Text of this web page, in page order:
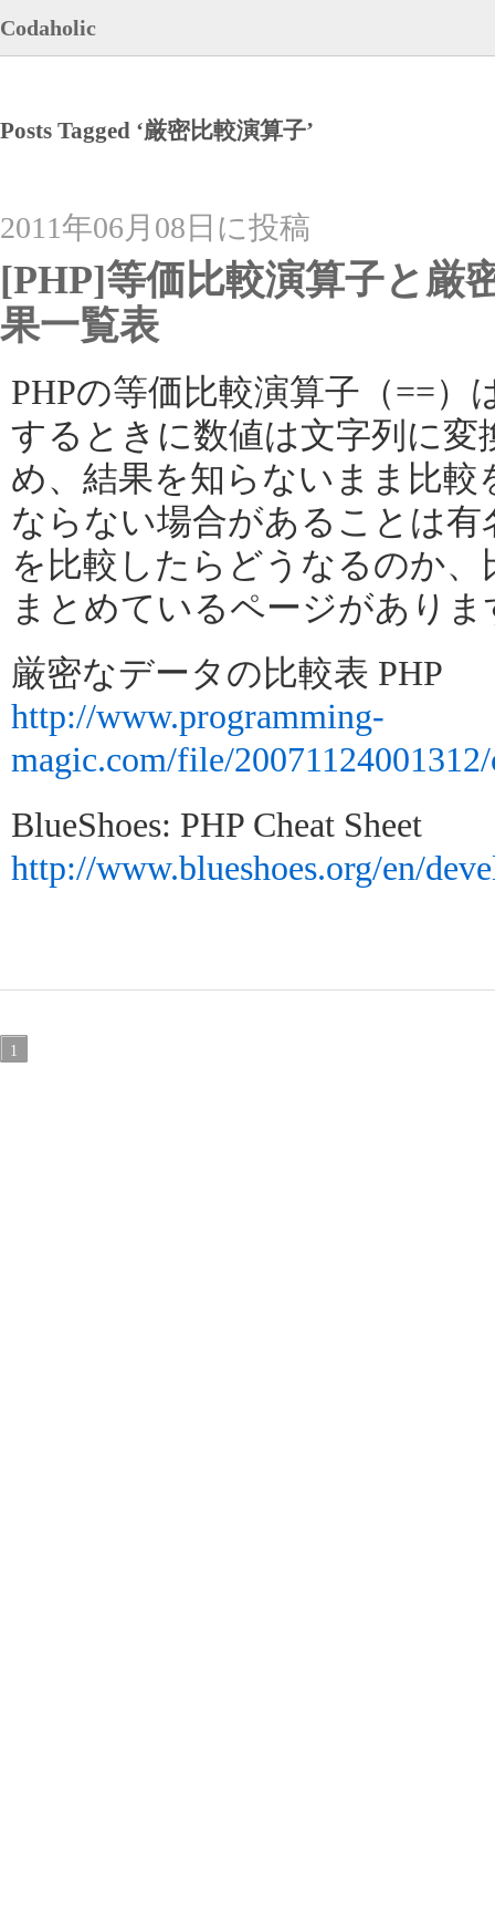
Codaholic
Posts Tagged ‘厳密比較演算子’
2011年06月08日に投稿
[PHP]等価比較演算子と厳
果一覧表
PHPの等価比較演算子（==）
するときに数値は文字列に
め、結果を知らないまま比
ならない場合があることは
を比較したらどうなるのか
まとめているページがあり
厳密なデータの比較表 PHP
http://www.programming-
magic.com/file/
BlueShoes: PHP Cheat Sheet
http://www.blueshoes.org/en/
1